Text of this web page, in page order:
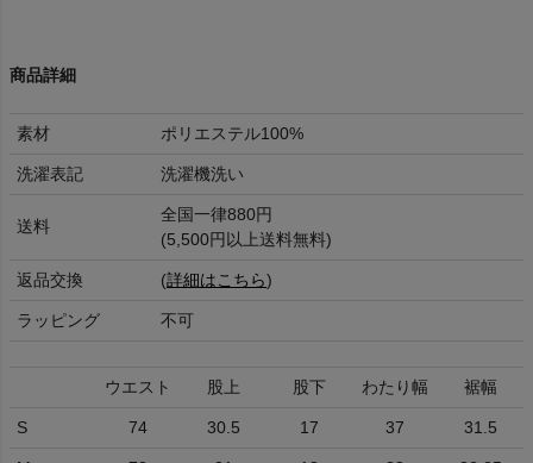
商品詳細
素材 ポリエステル100%
洗濯表記 洗濯機洗い
送料
全国一律880円
(5,500円以上送料無料)
返品交換 (詳細はこちら)
ラッピング 不可
ウエスト 股上 股下 わたり幅 裾幅
S 74 30.5 17 37 31.5